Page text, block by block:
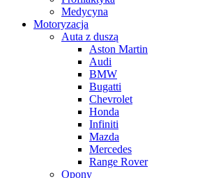
Medycyna
Motoryzacja
Auta z duszą
Aston Martin
Audi
BMW
Bugatti
Chevrolet
Honda
Infiniti
Mazda
Mercedes
Range Rover
Opony